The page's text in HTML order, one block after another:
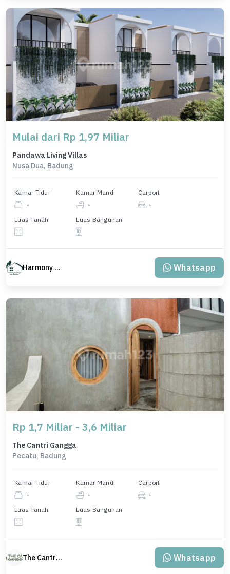
Mulai dari Rp 1,97 Miliar
Pandawa Living Villas
Nusa Dua, Badung
Kamar Tidur
-
Kamar Mandi
-
Carport
-
Luas Tanah Luas Bangunan
Harmony Property Whatsapp
Rp 1,7 Miliar - 3,6 Miliar
The Cantri Gangga
Pecatu, Badung
Kamar Tidur
-
Kamar Mandi
-
Carport
-
Luas Tanah Luas Bangunan
The Cantri Gangga Whatsapp